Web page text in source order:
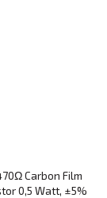
Carbon Film
0,5 Watt, ±5%